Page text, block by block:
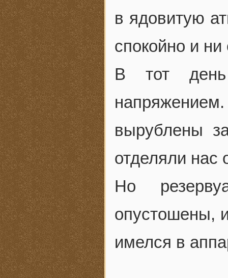
в ядовитую
спокойно и
В тот
вырублены
отделяли нас
Но
опустошены,
имелся в